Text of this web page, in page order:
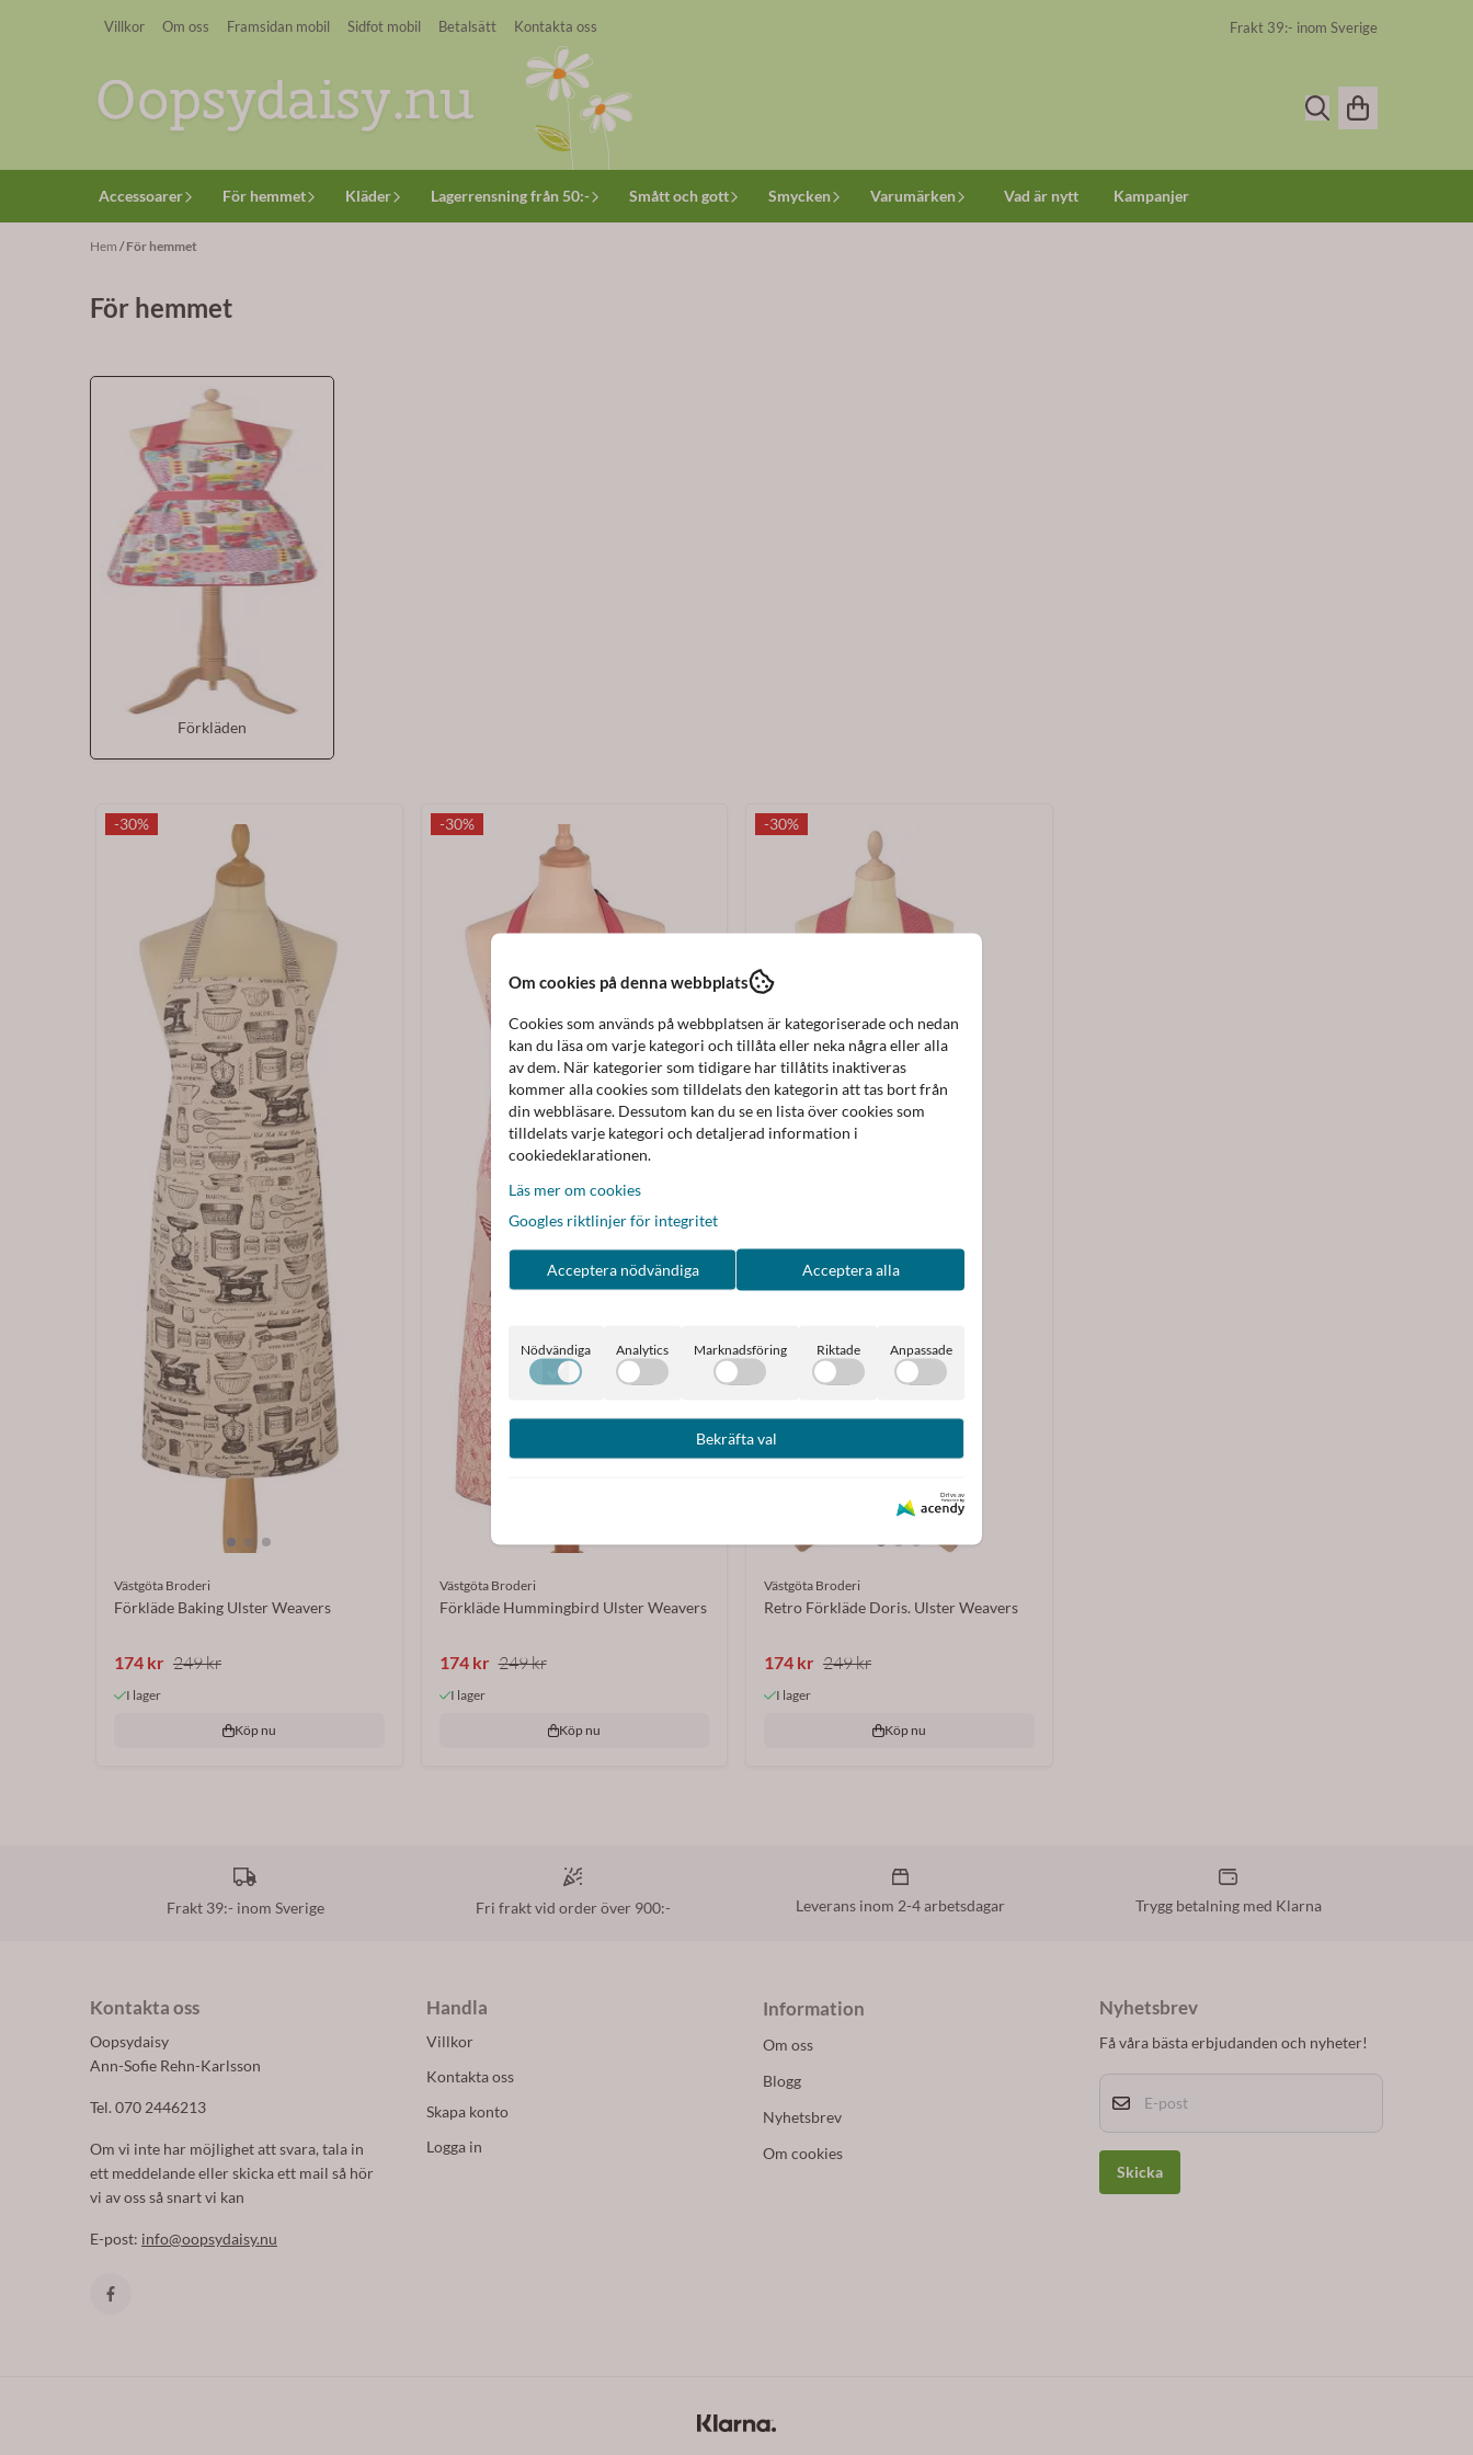
Hoppa till innehåll
Villkor Om oss Framsidan mobil Sidfot mobil Betalsätt Kontakta oss Frakt 39:- inom Sverige
Accessoarer För hemmet Kläder Lagerrensning från 50:- Smått och gott Smycken Varumärken Vad är nytt Kampanjer
Hem /För hemmet
För hemmet
Förkläden
-30%
Västgöta Broderi
Förkläde Baking Ulster Weavers
174 kr 249 kr
I lager
Köp nu
-30%
Västgöta Broderi
Förkläde Hummingbird Ulster Weavers
174 kr 249 kr
I lager
Köp nu
-30%
Västgöta Broderi
Retro Förkläde Doris. Ulster Weavers
174 kr 249 kr
I lager
Köp nu
Frakt 39:- inom Sverige Fri frakt vid order över 900:- Leverans inom 2-4 arbetsdagar Trygg betalning med Klarna
Kontakta oss
Oopsydaisy
Ann-Sofie Rehn-Karlsson
Tel. 070 2446213
Om vi inte har möjlighet att svara, tala in
ett meddelande eller skicka ett mail så hör
vi av oss så snart vi kan
E-post: info@oopsydaisy.nu
Handla
Villkor
Kontakta oss
Skapa konto
Logga in
Information
Om oss
Blogg
Nyhetsbrev
Om cookies
Nyhetsbrev
Få våra bästa erbjudanden och nyheter!
E-post
Skicka
Om cookies på denna webbplats
Cookies som används på webbplatsen är kategoriserade och nedan
kan du läsa om varje kategori och tillåta eller neka några eller alla
av dem. När kategorier som tidigare har tillåtits inaktiveras
kommer alla cookies som tilldelats den kategorin att tas bort från
din webbläsare. Dessutom kan du se en lista över cookies som
tilldelats varje kategori och detaljerad information i
cookiedeklarationen.
Läs mer om cookies
Googles riktlinjer för integritet
Acceptera nödvändiga Acceptera alla
Nödvändiga Analytics Marknadsföring Riktade Anpassade
Bekräfta val
Drivs av